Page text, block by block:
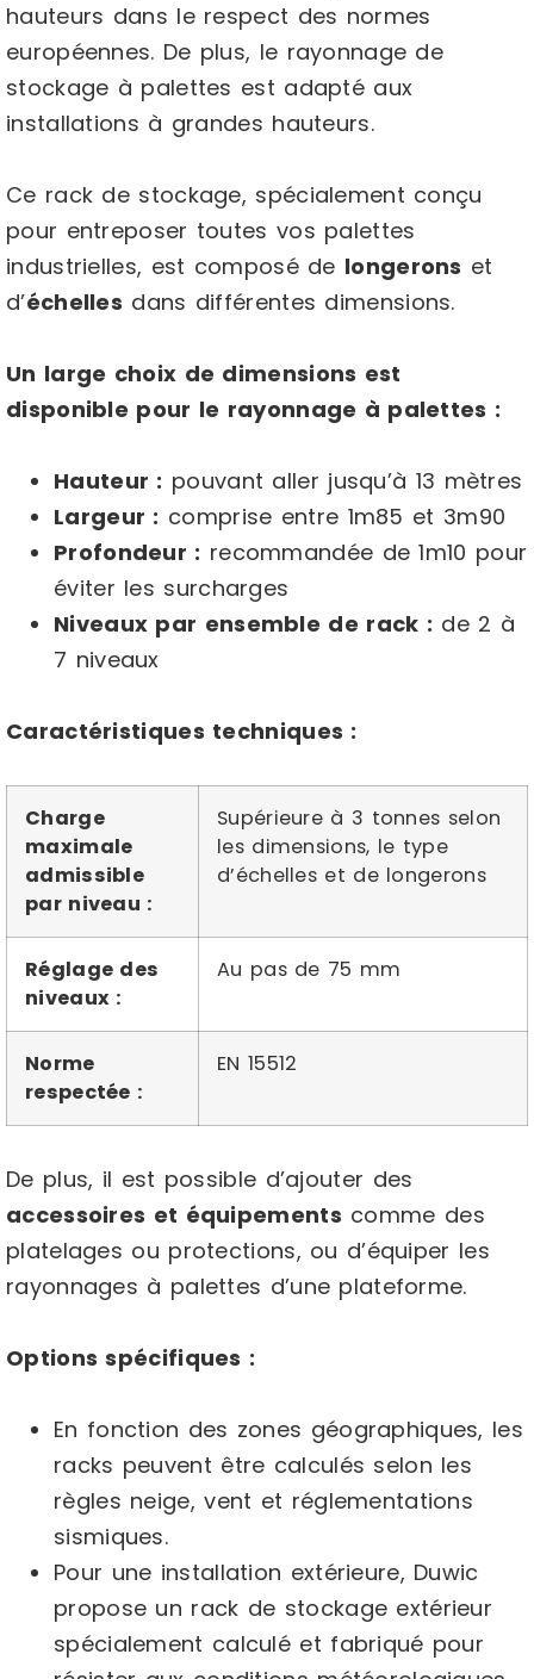
hauteurs dans le respect des normes
européennes. De plus, le rayonnage de
stockage à palettes est adapté aux
installations à grandes hauteurs.
Ce rack de stockage, spécialement conçu
pour entreposer toutes vos palettes
industrielles, est composé de longerons et
d’échelles dans différentes dimensions.
Un large choix de dimensions est
disponible pour le rayonnage à palettes :
Hauteur : pouvant aller jusqu’à 13 mètres
Largeur : comprise entre 1m85 et 3m90
Profondeur : recommandée de 1m10 pour
éviter les surcharges
Niveaux par ensemble de rack : de 2 à
7 niveaux
Caractéristiques techniques :
Charge
maximale
admissible
par niveau :
Supérieure à 3 tonnes selon
les dimensions, le type
d’échelles et de longerons
Réglage des
niveaux :
Au pas de 75 mm
Norme
respectée :
EN 15512
De plus, il est possible d’ajouter des
accessoires et équipements comme des
platelages ou protections, ou d’équiper les
rayonnages à palettes d’une plateforme.
Options spécifiques :
En fonction des zones géographiques, les
racks peuvent être calculés selon les
règles neige, vent et réglementations
sismiques.
Pour une installation extérieure, Duwic
propose un rack de stockage extérieur
spécialement calculé et fabriqué pour